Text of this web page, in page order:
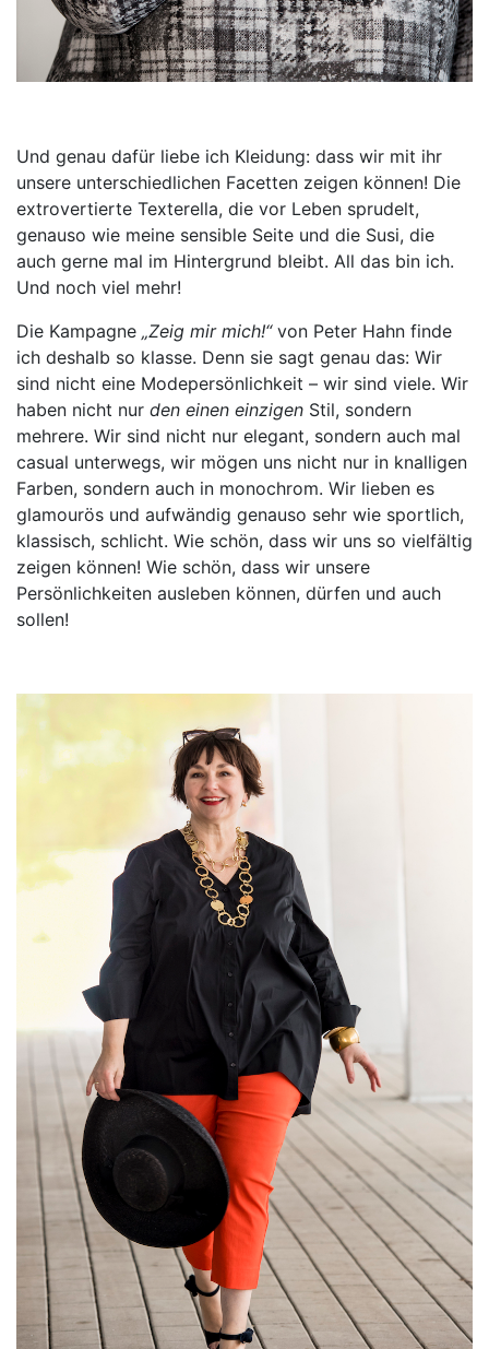
Und genau dafür liebe ich Kleidung: dass wir mit ihr
unsere unterschiedlichen Facetten zeigen können! Die
extrovertierte Texterella, die vor Leben sprudelt,
genauso wie meine sensible Seite und die Susi, die
auch gerne mal im Hintergrund bleibt. All das bin ich.
Und noch viel mehr!
Die Kampagne „Zeig mir mich!“von Peter Hahn finde
ich deshalb so klasse. Denn sie sagt genau das: Wir
sind nicht eine Modepersönlichkeit – wir sind viele. Wir
haben nicht nur den einen einzigen Stil, sondern
mehrere. Wir sind nicht nur elegant, sondern auch mal
casual unterwegs, wir mögen uns nicht nur in knalligen
Farben, sondern auch in monochrom. Wir lieben es
glamourös und aufwändig genauso sehr wie sportlich,
klassisch, schlicht. Wie schön, dass wir uns so vielfältig
zeigen können! Wie schön, dass wir unsere
Persönlichkeiten ausleben können, dürfen und auch
sollen!